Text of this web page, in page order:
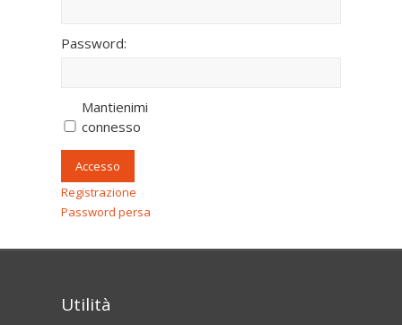
Password:
Mantienimi
connesso
Accesso
Registrazione
Password persa
Utilità